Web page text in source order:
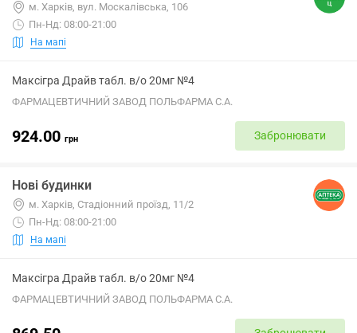
м. Харків, вул. Москалівська, 106
Пн-Нд: 08:00-21:00
На мапі
Максігра Драйв табл. в/о 20мг №4
ФАРМАЦЕВТИЧНИЙ ЗАВОД ПОЛЬФАРМА С.А.
924.00 грн Забронювати
Нові будинки
м. Харків, Стадіонний проїзд, 11/2
Пн-Нд: 08:00-21:00
На мапі
Максігра Драйв табл. в/о 20мг №4
ФАРМАЦЕВТИЧНИЙ ЗАВОД ПОЛЬФАРМА С.А.